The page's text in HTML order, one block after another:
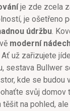
je zde zcela
je ošetřeno
údržbu .
moderní
. Ať už zařizujete
sestava Bullwer
kde se budou
svůj domov
těšit na pohled,